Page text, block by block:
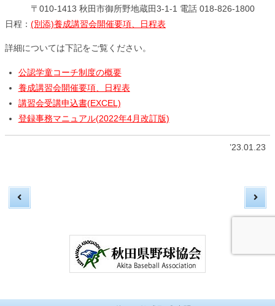
〒010-1413 秋田市御所野地蔵田3-1-1 電話 018-826-1800
日程： (別添)養成講習会開催要項、日程表
詳細については下記をご覧ください。
公認学童コーチ制度の概要
養成講習会開催要項、日程表
講習会受講申込書(EXCEL)
登録事務マニュアル(2022年4月改訂版)
’23.01.23